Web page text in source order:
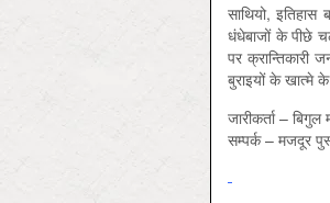
साथियो,
धंधेबाजों के पीछे
पर
बुराइयों के खात्मे
जारीकर्ता –
सम्पर्क – मजदूर